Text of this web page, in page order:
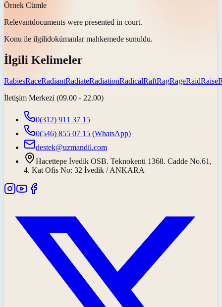
Örnek Cümle
Relevantdocuments were presented in court.
Konu ile ilgilidokümanlar mahkemede sunuldu.
İlgili Kelimeler
RabiesRaceRadiantRadiateRadiationRadicalRaftRagRageRaidRaise
İletişim Merkezi (09.00 - 22.00)
0(312) 911 37 15
0(546) 855 07 15 (WhatsApp)
destek@uzmandil.com
Hacettepe İvedik OSB. Teknokenti 1368. Cadde No.61,
4. Kat Ofis No: 32 İvedik / ANKARA